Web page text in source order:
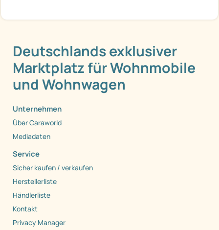
Deutschlands exklusiver
Marktplatz für Wohnmobile
und Wohnwagen
Unternehmen
Über Caraworld
Mediadaten
Service
Sicher kaufen / verkaufen
Herstellerliste
Händlerliste
Kontakt
Privacy Manager